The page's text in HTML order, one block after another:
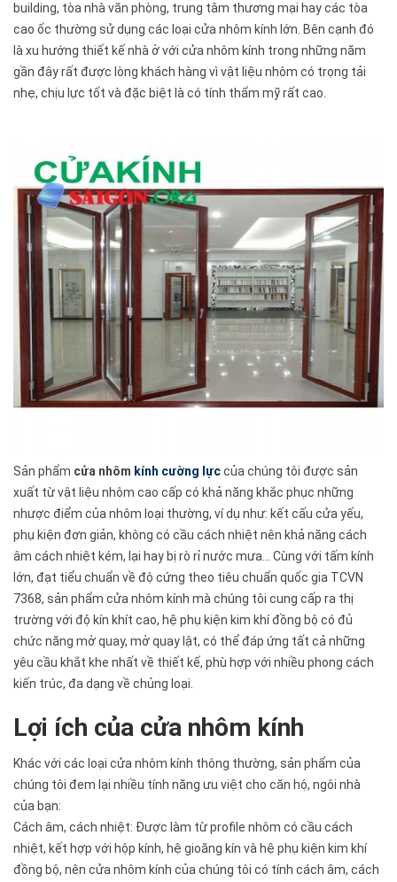
building, tòa nhà văn phòng, trung tâm thương mại hay các tòa
cao ốc thường sử dụng các loại cửa nhôm kính lớn. Bên cạnh đó
là xu hướng thiết kế nhà ở với cửa nhôm kính trong những năm
gần đây rất được lòng khách hàng vì vật liệu nhôm có trọng tải
nhẹ, chịu lực tốt và đặc biệt là có tính thẩm mỹ rất cao.
Sản phẩm cửa nhôm kính cường lựccủa chúng tôi được sản
xuất từ vật liệu nhôm cao cấp có khả năng khắc phục những
nhược điểm của nhôm loại thường, ví dụ như: kết cấu cửa yếu,
phụ kiện đơn giản, không có cầu cách nhiệt nên khả năng cách
âm cách nhiệt kém, lại hay bị rò rỉ nước mưa... Cùng với tấm kính
lớn, đạt tiểu chuẩn về độ cứng theo tiêu chuẩn quốc gia TCVN
7368, sản phẩm cửa nhôm kính mà chúng tôi cung cấp ra thị
trường với độ kín khít cao, hệ phụ kiện kim khí đồng bộ có đủ
chức năng mở quay, mở quay lật, có thể đáp ứng tất cả những
yêu cầu khắt khe nhất về thiết kế, phù hợp với nhiều phong cách
kiến trúc, đa dạng về chủng loại.
Lợi ích của cửa nhôm kính
Khác với các loại cửa nhôm kính thông thường, sản phẩm của
chúng tôi đem lại nhiều tính năng ưu việt cho căn hộ, ngôi nhà
của bạn:
Cách âm, cách nhiệt: Được làm từ profile nhôm có cầu cách
nhiệt, kết hợp với hộp kính, hệ gioăng kín và hệ phụ kiện kim khí
đồng bộ, nên cửa nhôm kính của chúng tôi có tính cách âm, cách